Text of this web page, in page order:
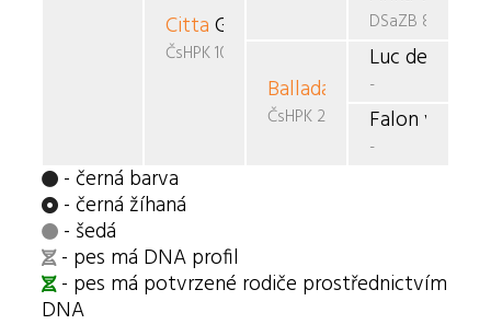
Citta Gojan
ČsHPK 109/90
Ballada Don i Dona
ČsHPK 28/89/88/90
DSaZB 812220
Luc de la
-
Falon vom
-
- černá barva
- černá žíhaná
- šedá
- pes má DNA profil
- pes má potvrzené rodiče prostřednictvím
DNA